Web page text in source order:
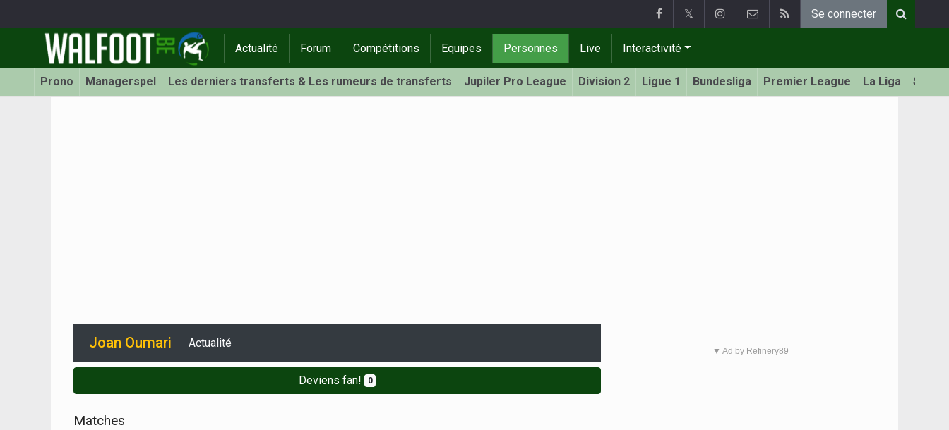
𝕏 Se connecter
Actualité Forum Compétitions Equipes Personnes Live Interactivité
Prono Managerspel Les derniers transferts & Les rumeurs de transferts Jupiler Pro League Division 2 Ligue 1 Bundesliga Premier League La Liga Serie
Joan Oumari Actualité
Deviens fan! 0
Matches
▼ Ad by Refinery89